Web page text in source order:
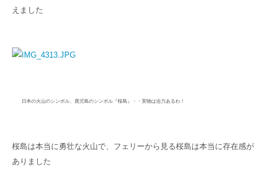
えました
日本の火山のシンボル、鹿児島のシンボル『桜島』・・実物は迫力あるわ！
桜島は本当に勇壮な火山で、フェリーから見る桜島は本当に存在感が
ありました